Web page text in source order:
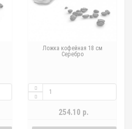
Ложка кофейная 18 см
Серебро
254.10 р.